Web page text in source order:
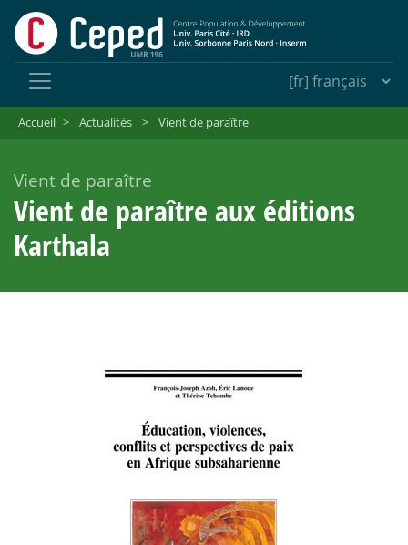
Accueil > Actualités > Vient de paraître
Vient de paraître
Vient de paraître aux éditions
Karthala